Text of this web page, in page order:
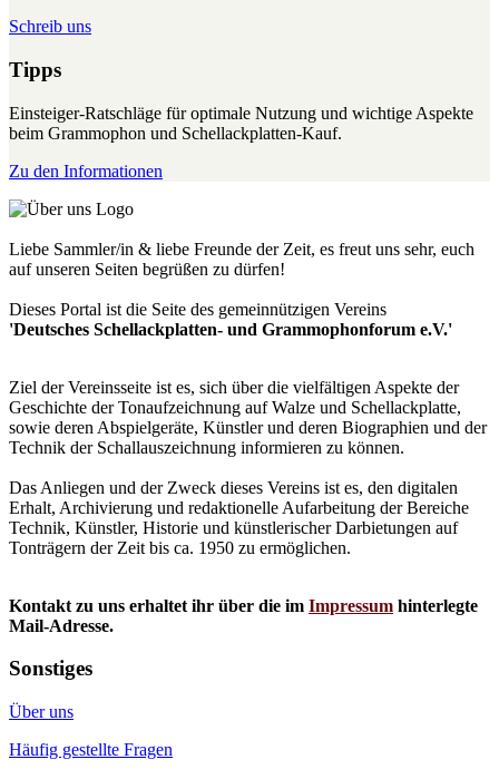
Schreib uns
Tipps
Einsteiger-Ratschläge für optimale Nutzung und wichtige Aspekte
beim Grammophon und Schellackplatten-Kauf.
Zu den Informationen
Liebe Sammler/in & liebe Freunde der Zeit, es freut uns sehr, euch
auf unseren Seiten begrüßen zu dürfen!
Dieses Portal ist die Seite des gemeinnützigen Vereins
'Deutsches Schellackplatten- und Grammophonforum e.V.'
Ziel der Vereinsseite ist es, sich über die vielfältigen Aspekte der
Geschichte der Tonaufzeichnung auf Walze und Schellackplatte,
sowie deren Abspielgeräte, Künstler und deren Biographien und der
Technik der Schallauszeichnung informieren zu können.
Das Anliegen und der Zweck dieses Vereins ist es, den digitalen
Erhalt, Archivierung und redaktionelle Aufarbeitung der Bereiche
Technik, Künstler, Historie und künstlerischer Darbietungen auf
Tonträgern der Zeit bis ca. 1950 zu ermöglichen.
Kontakt zu uns erhaltet ihr über die im Impressum hinterlegte
Mail-Adresse.
Sonstiges
Über uns
Häufig gestellte Fragen